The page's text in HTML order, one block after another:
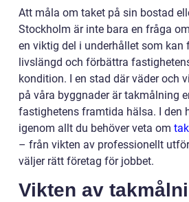
Att måla om taket på sin bostad
Stockholm är inte bara en fråga
en viktig del i underhållet som kan
livslängd och förbättra
kondition. I en stad där väder och
på våra byggnader är takmålning
fastighetens framtida hälsa. I den
igenom allt du behöver veta om
– från vikten av professionellt
väljer rätt företag för jobbet.
Vikten av